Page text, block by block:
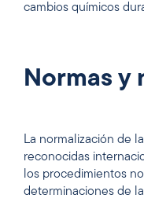
cambios químicos
Normas y
La normalización de
reconocidas
los procedimientos
determinaciones de